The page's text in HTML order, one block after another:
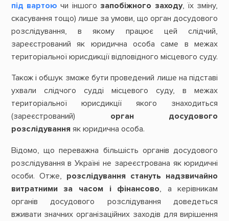
під вартою чи іншогозапобіжного заходу, їх зміну,
скасування тощо) лише за умови, що орган досудового
розслідування, в якому працює цей слідчий,
зареєстрований як юридична особа саме в межах
територіальної юрисдикції відповідного місцевого суду.
Також і обшук зможе бути проведений лише на підставі
ухвали слідчого судді місцевого суду, в межах
територіальної юрисдикції якого знаходиться
(зареєстрований) орган досудового
розслідуванняяк юридична особа.
Відомо, що переважна більшість органів досудового
розслідування в Україні не зареєстрована як юридичні
особи. Отже, розслідування стануть надзвичайно
витратними за часом і фінансово, а керівникам
органів досудового розслідування доведеться
вживати значних організаційних заходів для вирішення